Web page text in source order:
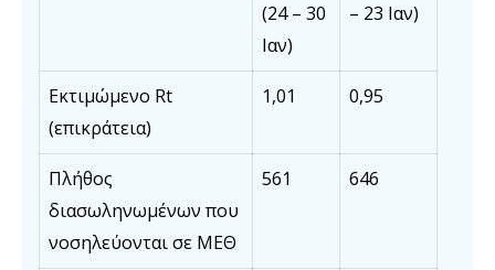
(24 – 30
Ιαν)
– 23 Ιαν)
Εκτιμώμενο Rt
(επικράτεια)
1,01 0,95
Πλήθος
διασωληνωμένων που
νοσηλεύονται σε ΜΕΘ
561 646